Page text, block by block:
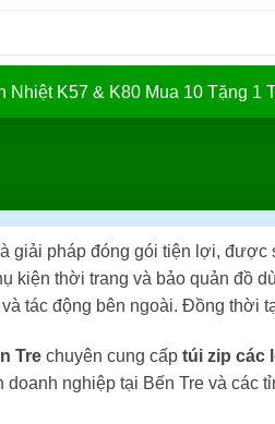
Nhiệt K57 & K80 Mua 10 Tặng 1
là giải pháp đóng gói tiện lợi, được
kiện thời trang và bảo quản đồ
tác động bên ngoài. Đồng thời
Trechuyên cung cấp túi zip các
doanh nghiệp tại Bến Tre và các